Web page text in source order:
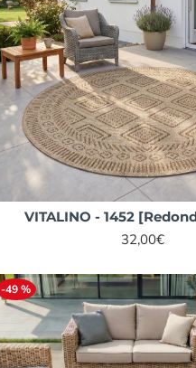
VITALINO - 1452
32,00€
-49 %